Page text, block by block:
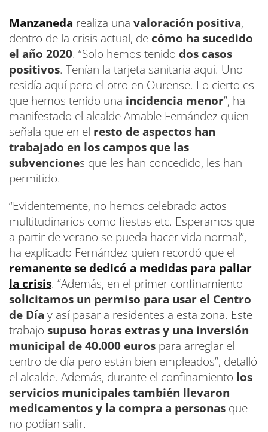
Manzaneda realiza una valoración positiva,
dentro de la crisis actual, de cómo ha sucedido
el año 2020. “Solo hemos tenido dos casos
positivos. Tenían la tarjeta sanitaria aquí. Uno
residía aquí pero el otro en Ourense. Lo cierto es
que hemos tenido una incidencia menor”, ha
manifestado el alcalde Amable Fernández quien
señala que en el resto de aspectos han
trabajado en los campos que las
subvenciones que les han concedido, les han
permitido.
“Evidentemente, no hemos celebrado actos
multitudinarios como fiestas etc. Esperamos que
a partir de verano se pueda hacer vida normal”,
ha explicado Fernández quien recordó que el
remanente se dedicó a medidas para paliar
la crisis. “Además, en el primer confinamiento
solicitamos un permiso para usar el Centro
de Día y así pasar a residentes a esta zona. Este
trabajo supuso horas extras y una inversión
municipal de 40.000 euros para arreglar el
centro de día pero están bien empleados”, detalló
el alcalde. Además, durante el confinamiento los
servicios municipales también llevaron
medicamentos y la compra a personas que
no podían salir.